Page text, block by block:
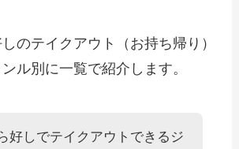
法やキャンペーン情報も解説
のテイクアウト（お持ち帰り）
ル別に一覧で紹介します。
好しでテイクアウトできるジ